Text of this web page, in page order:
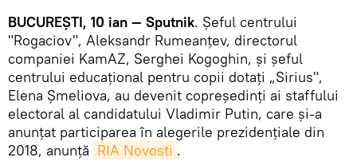
BUCUREȘTI, 10 ian — Sputnik. Șeful centrului
"Rogaciov", Aleksandr Rumeanțev, directorul
companiei KamAZ, Serghei Kogoghin, și șeful
centrului educațional pentru copii dotați „Sirius",
Elena Șmeliova, au devenit copreședinți ai staffului
electoral al candidatului Vladimir Putin, care și-a
anunțat participarea în alegerile prezidențiale din
2018, anunță RIA Novosti .